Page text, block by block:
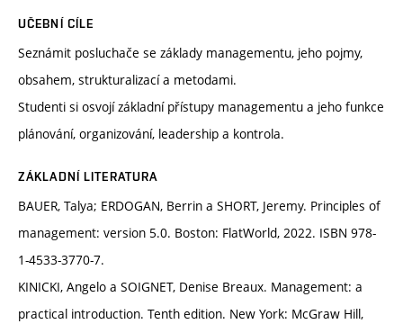
UČEBNÍ CÍLE
Seznámit posluchače se základy managementu, jeho pojmy,
obsahem, strukturalizací a metodami.
Studenti si osvojí základní přístupy managementu a jeho funkce
plánování, organizování, leadership a kontrola.
ZÁKLADNÍ LITERATURA
BAUER, Talya; ERDOGAN, Berrin a SHORT, Jeremy. Principles of
management: version 5.0. Boston: FlatWorld, 2022. ISBN 978-
1-4533-3770-7.
KINICKI, Angelo a SOIGNET, Denise Breaux. Management: a
practical introduction. Tenth edition. New York: McGraw Hill,